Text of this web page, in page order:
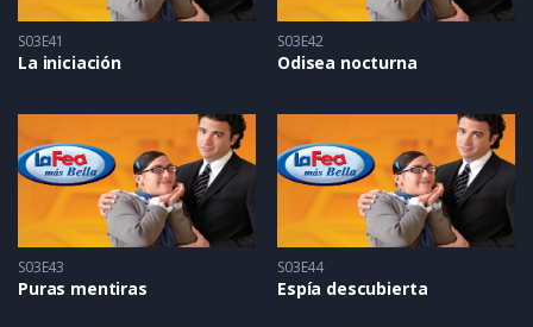
S03E41
La iniciación
S03E42
Odisea nocturna
S03E43
Puras mentiras
S03E44
Espía descubierta